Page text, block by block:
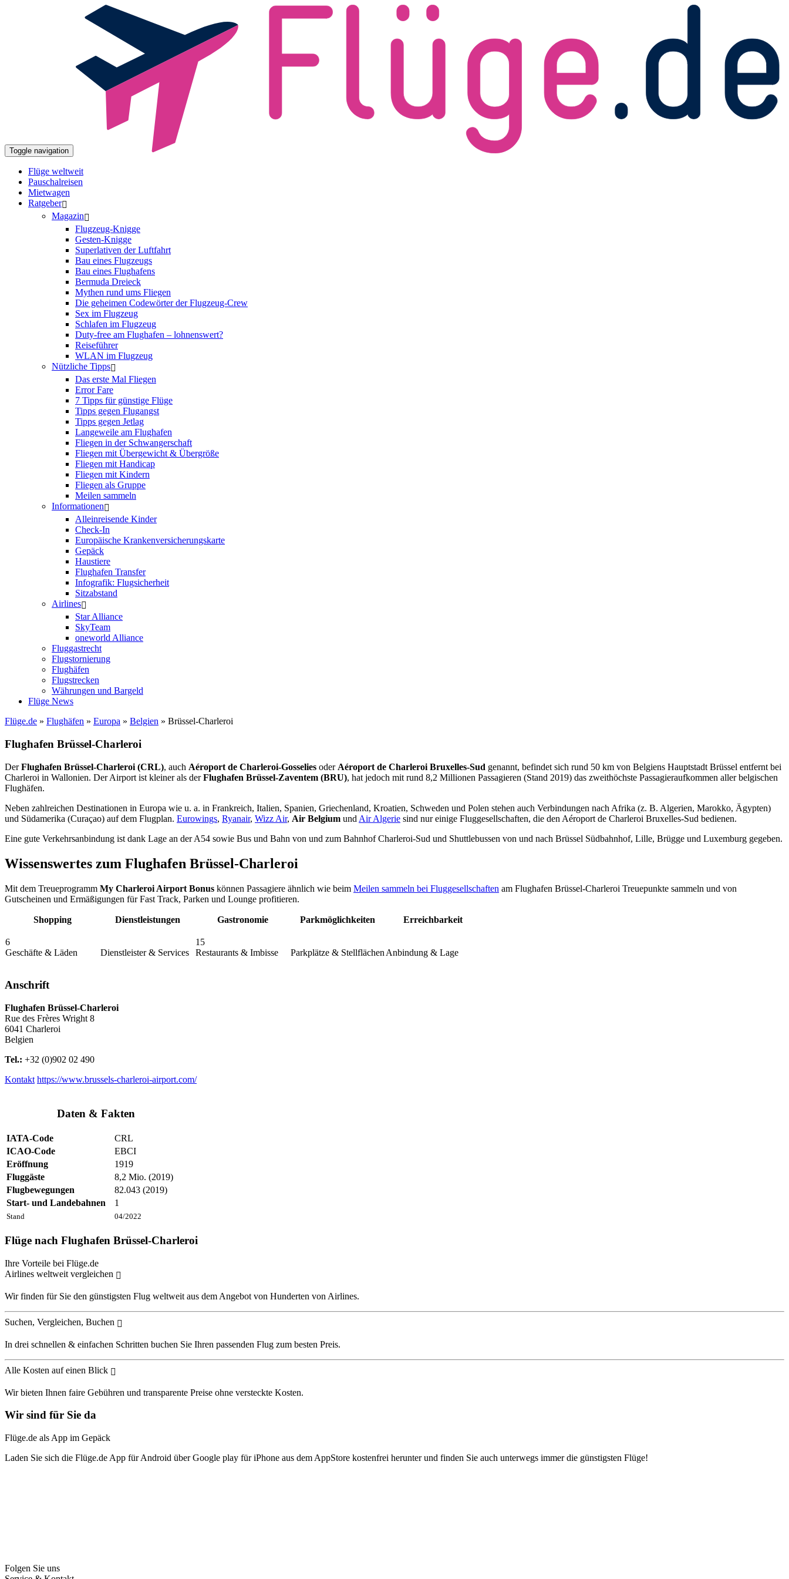
Toggle navigation
Flüge weltweit
Pauschalreisen
Mietwagen
Ratgeber
Magazin
Flugzeug-Knigge
Gesten-Knigge
Superlativen der Luftfahrt
Bau eines Flugzeugs
Bau eines Flughafens
Bermuda Dreieck
Mythen rund ums Fliegen
Die geheimen Codewörter der Flugzeug-Crew
Sex im Flugzeug
Schlafen im Flugzeug
Duty-free am Flughafen – lohnenswert?
Reiseführer
WLAN im Flugzeug
Nützliche Tipps
Das erste Mal Fliegen
Error Fare
7 Tipps für günstige Flüge
Tipps gegen Flugangst
Tipps gegen Jetlag
Langeweile am Flughafen
Fliegen in der Schwangerschaft
Fliegen mit Übergewicht & Übergröße
Fliegen mit Handicap
Fliegen mit Kindern
Fliegen als Gruppe
Meilen sammeln
Informationen
Alleinreisende Kinder
Check-In
Europäische Krankenversicherungskarte
Gepäck
Haustiere
Flughafen Transfer
Infografik: Flugsicherheit
Sitzabstand
Airlines
Star Alliance
SkyTeam
oneworld Alliance
Fluggastrecht
Flugstornierung
Flughäfen
Flugstrecken
Währungen und Bargeld
Flüge News
Flüge.de » Flughäfen » Europa » Belgien » Brüssel-Charleroi
Flughafen Brüssel-Charleroi
DerFlughafen Brüssel-Charleroi (CRL), auch Aéroport de Charleroi-Gosselies oder Aéroport de Charleroi Bruxelles-Sud genannt, befindet sich rund 50 km von Belgiens Hauptstadt Brüssel entfernt bei
Charleroi in Wallonien. Der Airport ist kleiner als derFlughafen Brüssel-Zaventem (BRU), hat jedoch mit rund 8,2 Millionen Passagieren (Stand 2019) das zweithöchste Passagieraufkommen aller belgischen
Flughäfen.
Neben zahlreichen Destinationen in Europa wie u. a. in Frankreich, Italien, Spanien, Griechenland, Kroatien, Schweden und Polen stehen auch Verbindungen nach Afrika (z. B. Algerien, Marokko, Ägypten)
und Südamerika (Curaçao) auf dem Flugplan. Eurowings, Ryanair, Wizz Air, Air Belgium und Air Algerie sind nur einige Fluggesellschaften, die den Aéroport de Charleroi Bruxelles-Sud bedienen.
Eine gute Verkehrsanbindung ist dank Lage an der A54 sowie Bus und Bahn von und zum Bahnhof Charleroi-Sud und Shuttlebussen von und nach Brüssel Südbahnhof, Lille, Brügge und Luxemburg gegeben.
Wissenswertes zum Flughafen Brüssel-Charleroi
Mit dem Treueprogramm My Charleroi Airport Bonus können Passagiere ähnlich wie beim Meilen sammeln bei Fluggesellschaften am Flughafen Brüssel-Charleroi Treuepunkte sammeln und von
Gutscheinen und Ermäßigungen für Fast Track, Parken und Lounge profitieren.
Shopping Dienstleistungen Gastronomie Parkmöglichkeiten Erreichbarkeit
6
Geschäfte & Läden
Dienstleister & Services
15
Restaurants & Imbisse
Parkplätze & Stellflächen Anbindung & Lage
Anschrift
Flughafen Brüssel-Charleroi
Rue des Frères Wright 8
6041 Charleroi
Belgien
Tel.: +32 (0)902 02 490
Kontakt https://www.brussels-charleroi-airport.com/
Daten & Fakten
Stand 04/2022
IATA-Code
CRL
ICAO-Code
EBCI
Eröffnung
1919
Fluggäste
8,2 Mio. (2019)
Flugbewegungen
82.043 (2019)
Start- und Landebahnen
1
Flüge nach Flughafen Brüssel-Charleroi
Ihre Vorteile bei Flüge.de
Airlines weltweit vergleichen
Wir finden für Sie den günstigsten Flug weltweit aus dem Angebot von Hunderten von Airlines.
Suchen, Vergleichen, Buchen
In drei schnellen & einfachen Schritten buchen Sie Ihren passenden Flug zum besten Preis.
Alle Kosten auf einen Blick
Wir bieten Ihnen faire Gebühren und transparente Preise ohne versteckte Kosten.
Wir sind für Sie da
Flüge.de als App im Gepäck
Laden Sie sich die Flüge.de App für Android über Google play für iPhone aus dem AppStore kostenfrei herunter und finden Sie auch unterwegs immer die günstigsten Flüge!
Folgen Sie uns